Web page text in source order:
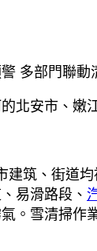
多部門聯動
北安市、嫩
建筑、街道
易滑路段、
。雪清掃作